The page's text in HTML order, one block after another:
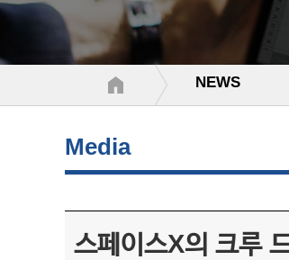
NEWS
Media
스페이스X의 크루